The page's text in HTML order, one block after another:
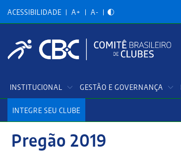
para
conteúdo
ACESSIBILIDADE A+ A-
Principal
INSTITUCIONAL GESTÃO E GOVERNANÇA
INTEGRE SEU CLUBE
Pregão 2019